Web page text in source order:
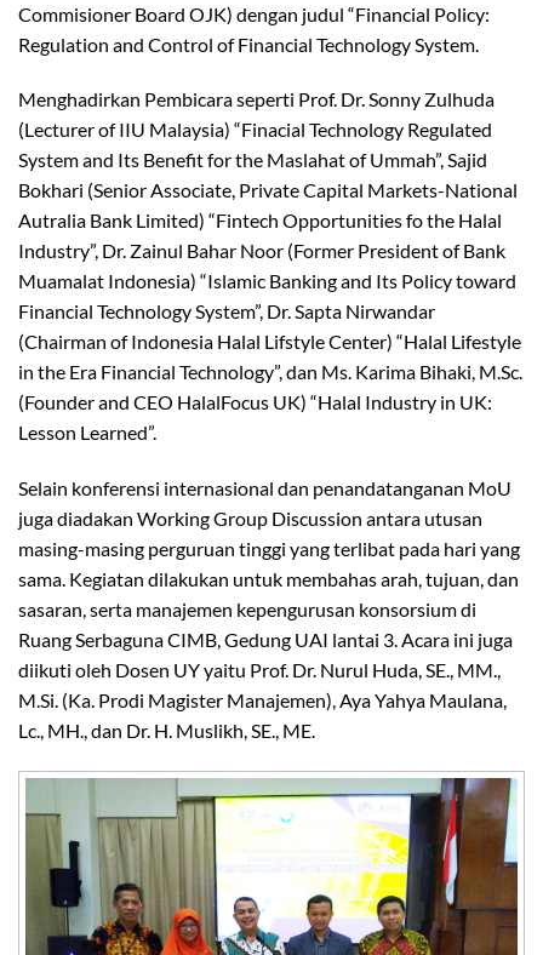
Commisioner Board OJK) dengan judul “Financial Policy:
Regulation and Control of Financial Technology System.
Menghadirkan Pembicara seperti Prof. Dr. Sonny Zulhuda
(Lecturer of IIU Malaysia) “Finacial Technology Regulated
System and Its Benefit for the Maslahat of Ummah”, Sajid
Bokhari (Senior Associate, Private Capital Markets-National
Autralia Bank Limited) “Fintech Opportunities fo the Halal
Industry”, Dr. Zainul Bahar Noor (Former President of Bank
Muamalat Indonesia) “Islamic Banking and Its Policy toward
Financial Technology System”, Dr. Sapta Nirwandar
(Chairman of Indonesia Halal Lifstyle Center) “Halal Lifestyle
in the Era Financial Technology”, dan Ms. Karima Bihaki, M.Sc.
(Founder and CEO HalalFocus UK) “Halal Industry in UK:
Lesson Learned”.
Selain konferensi internasional dan penandatanganan MoU
juga diadakan Working Group Discussion antara utusan
masing-masing perguruan tinggi yang terlibat pada hari yang
sama. Kegiatan dilakukan untuk membahas arah, tujuan, dan
sasaran, serta manajemen kepengurusan konsorsium di
Ruang Serbaguna CIMB, Gedung UAI lantai 3. Acara ini juga
diikuti oleh Dosen UY yaitu Prof. Dr. Nurul Huda, SE., MM.,
M.Si. (Ka. Prodi Magister Manajemen), Aya Yahya Maulana,
Lc., MH., dan Dr. H. Muslikh, SE., ME.